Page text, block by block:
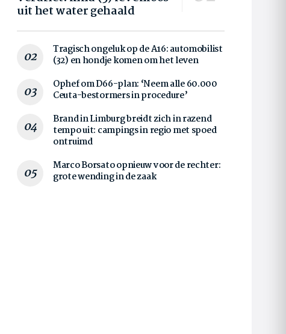
uit het water gehaald
Tragisch ongeluk op de A16: automobilist
(32) en hondje komen om het leven
Ophef om D66-plan: ‘Neem alle 60.000
Ceuta-bestormers in procedure’
Brand in Limburg breidt zich in razend
tempo uit: campings in regio met spoed
ontruimd
Marco Borsato opnieuw voor de rechter:
grote wending in de zaak